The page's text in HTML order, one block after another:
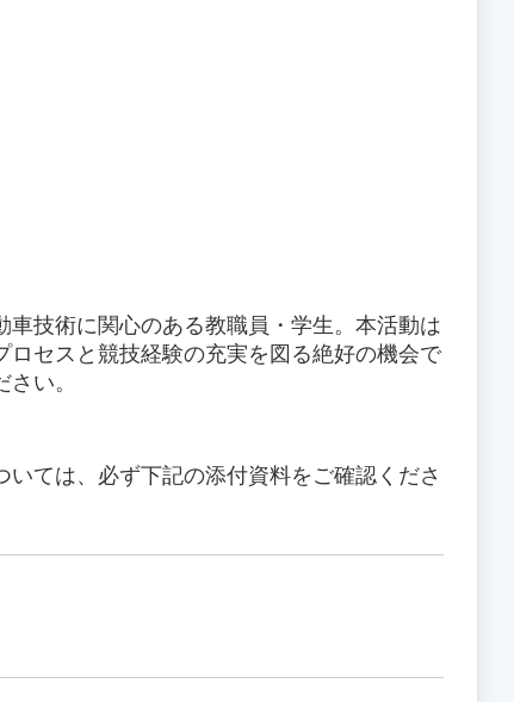
技術に関心のある教職員・学生。本活動は
セスと競技経験の充実を図る絶好の機会で
い。
ては、必ず下記の添付資料をご確認くださ